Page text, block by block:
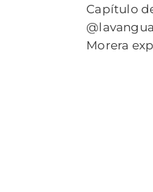
Capítulo
Morera